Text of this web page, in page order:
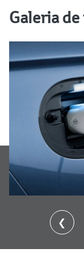
Galeria
❮